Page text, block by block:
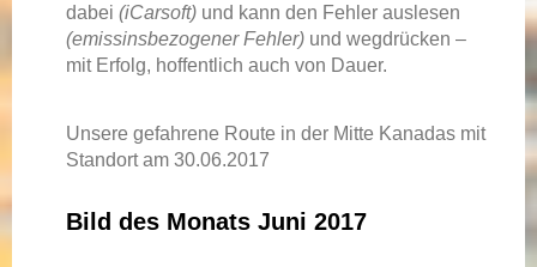
dabei (iCarsoft) und kann den Fehler auslesen
(emissinsbezogener Fehler) und wegdrücken –
mit Erfolg, hoffentlich auch von Dauer.
Unsere gefahrene Route in der Mitte Kanadas mit
Standort am 30.06.2017
Bild des Monats Juni 2017